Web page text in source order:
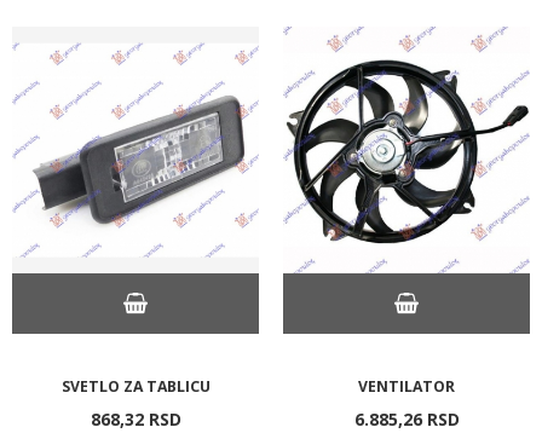
SVETLO ZA TABLICU
868,32 RSD
VENTILATOR
6.885,26 RSD